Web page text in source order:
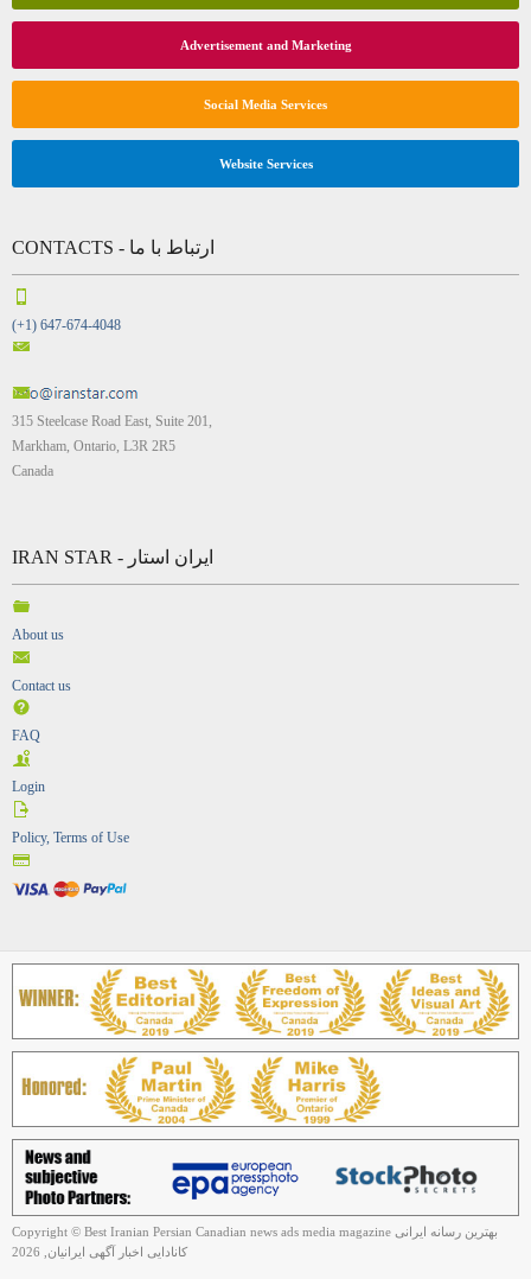
Advertisement and Marketing
Social Media Services
Website Services
CONTACTS - ارتباط با ما
(+1) 647-674-4048
315 Steelcase Road East, Suite 201,
Markham, Ontario, L3R 2R5
Canada
IRAN STAR - ایران استار
About us
Contact us
FAQ
Login
Policy, Terms of Use
Copyright © Best Iranian Persian Canadian news ads media magazine بهترین رسانه ایرانی
کانادایی اخبار آگهی ایرانیان, 2026